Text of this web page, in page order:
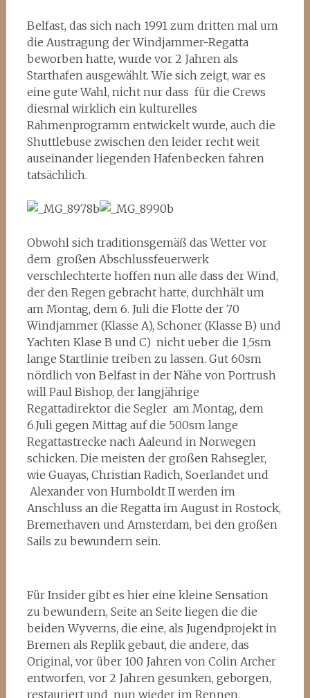
Belfast, das sich nach 1991 zum dritten mal um
die Austragung der Windjammer-Regatta
beworben hatte, wurde vor 2 Jahren als
Starthafen ausgewählt. Wie sich zeigt, war es
eine gute Wahl, nicht nur dass für die Crews
diesmal wirklich ein kulturelles
Rahmenprogramm entwickelt wurde, auch die
Shuttlebuse zwischen den leider recht weit
auseinander liegenden Hafenbecken fahren
tatsächlich.
Obwohl sich traditionsgemäß das Wetter vor
dem großen Abschlussfeuerwerk
verschlechterte hoffen nun alle dass der Wind,
der den Regen gebracht hatte, durchhält um
am Montag, dem 6. Juli die Flotte der 70
Windjammer (Klasse A), Schoner (Klasse B) und
Yachten Klase B und C) nicht ueber die 1,5sm
lange Startlinie treiben zu lassen. Gut 60sm
nördlich von Belfast in der Nähe von Portrush
will Paul Bishop, der langjährige
Regattadirektor die Segler am Montag, dem
6.Juli gegen Mittag auf die 500sm lange
Regattastrecke nach Aaleund in Norwegen
schicken. Die meisten der großen Rahsegler,
wie Guayas, Christian Radich, Soerlandet und
Alexander von Humboldt II werden im
Anschluss an die Regatta im August in Rostock,
Bremerhaven und Amsterdam, bei den großen
Sails zu bewundern sein.
Für Insider gibt es hier eine kleine Sensation
zu bewundern, Seite an Seite liegen die die
beiden Wyverns, die eine, als Jugendprojekt in
Bremen als Replik gebaut, die andere, das
Original, vor über 100 Jahren von Colin Archer
entworfen, vor 2 Jahren gesunken, geborgen,
restauriert und nun wieder im Rennen.